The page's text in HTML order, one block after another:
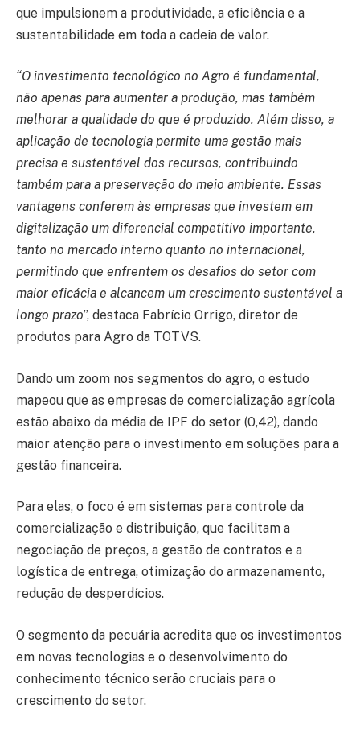
que impulsionem a produtividade, a eficiência e a
sustentabilidade em toda a cadeia de valor.
“O investimento tecnológico no Agro é fundamental,
não apenas para aumentar a produção, mas também
melhorar a qualidade do que é produzido. Além disso, a
aplicação de tecnologia permite uma gestão mais
precisa e sustentável dos recursos, contribuindo
também para a preservação do meio ambiente. Essas
vantagens conferem às empresas que investem em
digitalização um diferencial competitivo importante,
tanto no mercado interno quanto no internacional,
permitindo que enfrentem os desafios do setor com
maior eficácia e alcancem um crescimento sustentável a
longo prazo”, destaca Fabrício Orrigo, diretor de
produtos para Agro da TOTVS.
Dando um zoom nos segmentos do agro, o estudo
mapeou que as empresas de comercialização agrícola
estão abaixo da média de IPF do setor (0,42), dando
maior atenção para o investimento em soluções para a
gestão financeira.
Para elas, o foco é em sistemas para controle da
comercialização e distribuição, que facilitam a
negociação de preços, a gestão de contratos e a
logística de entrega, otimização do armazenamento,
redução de desperdícios.
O segmento da pecuária acredita que os investimentos
em novas tecnologias e o desenvolvimento do
conhecimento técnico serão cruciais para o
crescimento do setor.